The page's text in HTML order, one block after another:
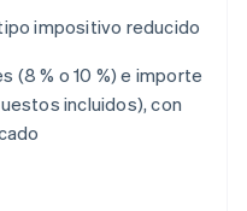
impositivo reducido
(8 % o 10 %) e importe
incluidos), con